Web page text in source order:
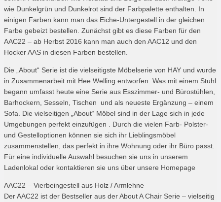
wie Dunkelgrün und Dunkelrot sind der Farbpalette enthalten. In
einigen Farben kann man das Eiche-Untergestell in der gleichen
Farbe gebeizt bestellen. Zunächst gibt es diese Farben für den
AAC22 – ab Herbst 2016 kann man auch den AAC12 und den
Hocker AAS in diesen Farben bestellen.
Die „About“ Serie ist die vielseitigste Möbelserie von HAY und wurde
in Zusammenarbeit mit Hee Welling entworfen. Was mit einem Stuhl
begann umfasst heute eine Serie aus Esszimmer- und Bürostühlen,
Barhockern, Sesseln, Tischen und als neueste Ergänzung – einem
Sofa. Die vielseitigen „About“ Möbel sind in der Lage sich in jede
Umgebungen perfekt einzufügen . Durch die vielen Farb- Polster-
und Gestelloptionen können sie sich ihr Lieblingsmöbel
zusammenstellen, das perfekt in ihre Wohnung oder ihr Büro passt.
Für eine individuelle Auswahl besuchen sie uns in unserem
Ladenlokal oder kontaktieren sie uns über unsere Homepage
AAC22 – Vierbeingestell aus Holz / Armlehne
Der AAC22 ist der Bestseller aus der About A Chair Serie – vielseitig